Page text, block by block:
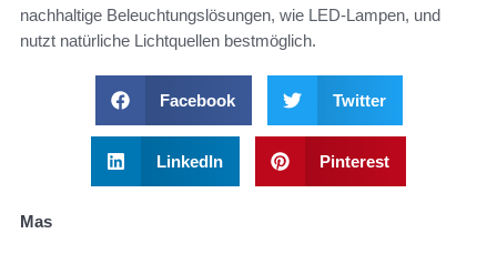
nachhaltige Beleuchtungslösungen, wie LED-Lampen, und
nutzt natürliche Lichtquellen bestmöglich.
Facebook Twitter
LinkedIn Pinterest
Mas